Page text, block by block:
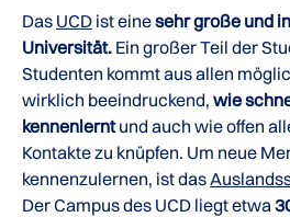
Das UCD ist einesehr große und
Universität. Ein großer Teil der
Studenten kommt aus allen
wirklich beeindruckend, wie
kennenlerntund auch wie offen
Kontakte zu knüpfen. Um neue
kennenzulernen, ist das
Der Campus des UCD liegt etwa